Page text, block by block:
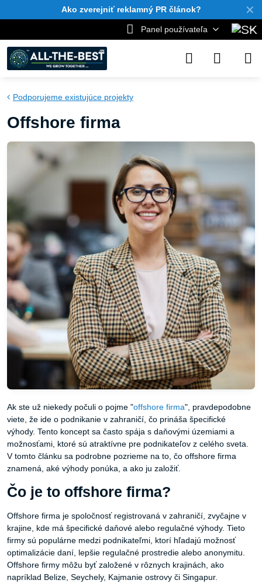
✕
Ako zverejniť reklamný PR článok?
Panel používateľa
Podporujeme existujúce projekty
Offshore firma
Ak ste už niekedy počuli o pojme "offshore firma", pravdepodobne
viete, že ide o podnikanie v zahraničí, čo prináša špecifické
výhody. Tento koncept sa často spája s daňovými územiami a
možnosťami, ktoré sú atraktívne pre podnikateľov z celého sveta.
V tomto článku sa podrobne pozrieme na to, čo offshore firma
znamená, aké výhody ponúka, a ako ju založiť.
Čo je to offshore firma?
Offshore firma je spoločnosť registrovaná v zahraničí, zvyčajne v
krajine, kde má špecifické daňové alebo regulačné výhody. Tieto
firmy sú populárne medzi podnikateľmi, ktorí hľadajú možnosť
optimalizácie daní, lepšie regulačné prostredie alebo anonymitu.
Offshore firmy môžu byť založené v rôznych krajinách, ako
napríklad Belize, Seychely, Kajmanie ostrovy či Singapur.